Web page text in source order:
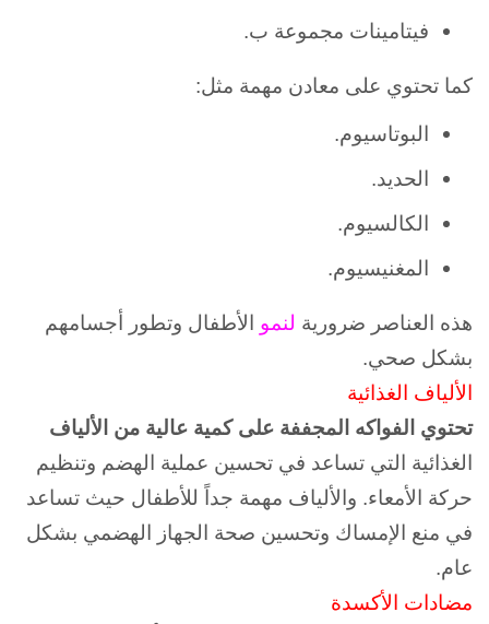
فيتامينات مجموعة ب.
كما تحتوي على معادن مهمة مثل:
البوتاسيوم.
الحديد.
الكالسيوم.
المغنيسيوم.
هذه العناصر ضرورية لنمو الأطفال وتطور أجسامهم
بشكل صحي.
الألياف الغذائية
تحتوي الفواكه المجففة على كمية عالية من الألياف
الغذائية التي تساعد في تحسين عملية الهضم وتنظيم
حركة الأمعاء. و الألياف مهمة جداً للأطفال حيث تساعد
في منع الإمساك وتحسين صحة الجهاز الهضمي بشكل
عام.
مضادات الأكسدة